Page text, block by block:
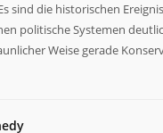
sind die historischen
politische Systemen
Weise gerade